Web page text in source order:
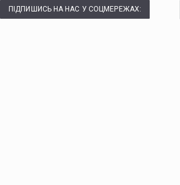
ПІДПИШИСЬ НА НАС У СОЦМЕРЕЖАХ: